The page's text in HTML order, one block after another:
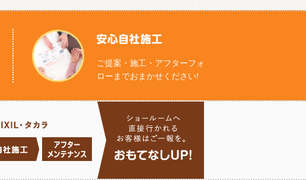
ご提案・施工・アフターフォ
ローまでおまかせください!